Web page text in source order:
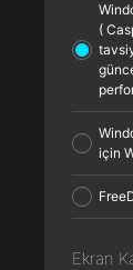
(
için
Ekran